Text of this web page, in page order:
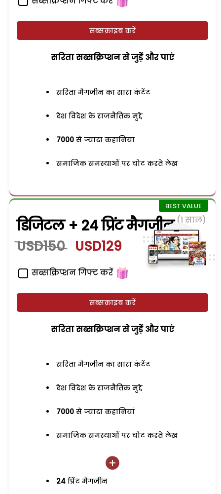
सब्सक्राइब करें
सरिता सब्सक्रिप्शन से जुड़ेें और पाएं
सरिता मैगजीन का सारा कंटेंट
देश विदेश के राजनैतिक मुद्दे
7000 से ज्यादा कहानियां
समाजिक समस्याओं पर चोट करते लेख
डिजिटल + 24 प्रिंट मैगजीन (1 साल)
USD150 USD129
सब्सक्रिप्शन गिफ्ट करें
सब्सक्राइब करें
सरिता सब्सक्रिप्शन से जुड़ेें और पाएं
सरिता मैगजीन का सारा कंटेंट
देश विदेश के राजनैतिक मुद्दे
7000 से ज्यादा कहानियां
समाजिक समस्याओं पर चोट करते लेख
24 प्रिंट मैगजीन